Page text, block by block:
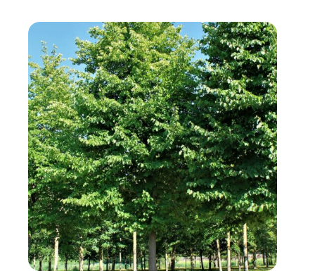
Deze
optie
kan
gekozen
worden
op
de
productpagina